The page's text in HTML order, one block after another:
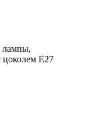
лампы,
Е27